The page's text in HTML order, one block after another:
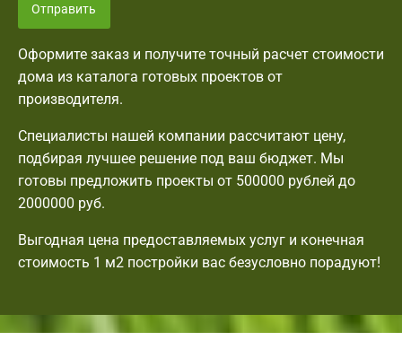
Отправить
Оформите заказ и получите точный расчет стоимости
дома из каталога готовых проектов от
производителя.
Специалисты нашей компании рассчитают цену,
подбирая лучшее решение под ваш бюджет. Мы
готовы предложить проекты от 500000 рублей до
2000000 руб.
Выгодная цена предоставляемых услуг и конечная
стоимость 1 м2 постройки вас безусловно порадуют!